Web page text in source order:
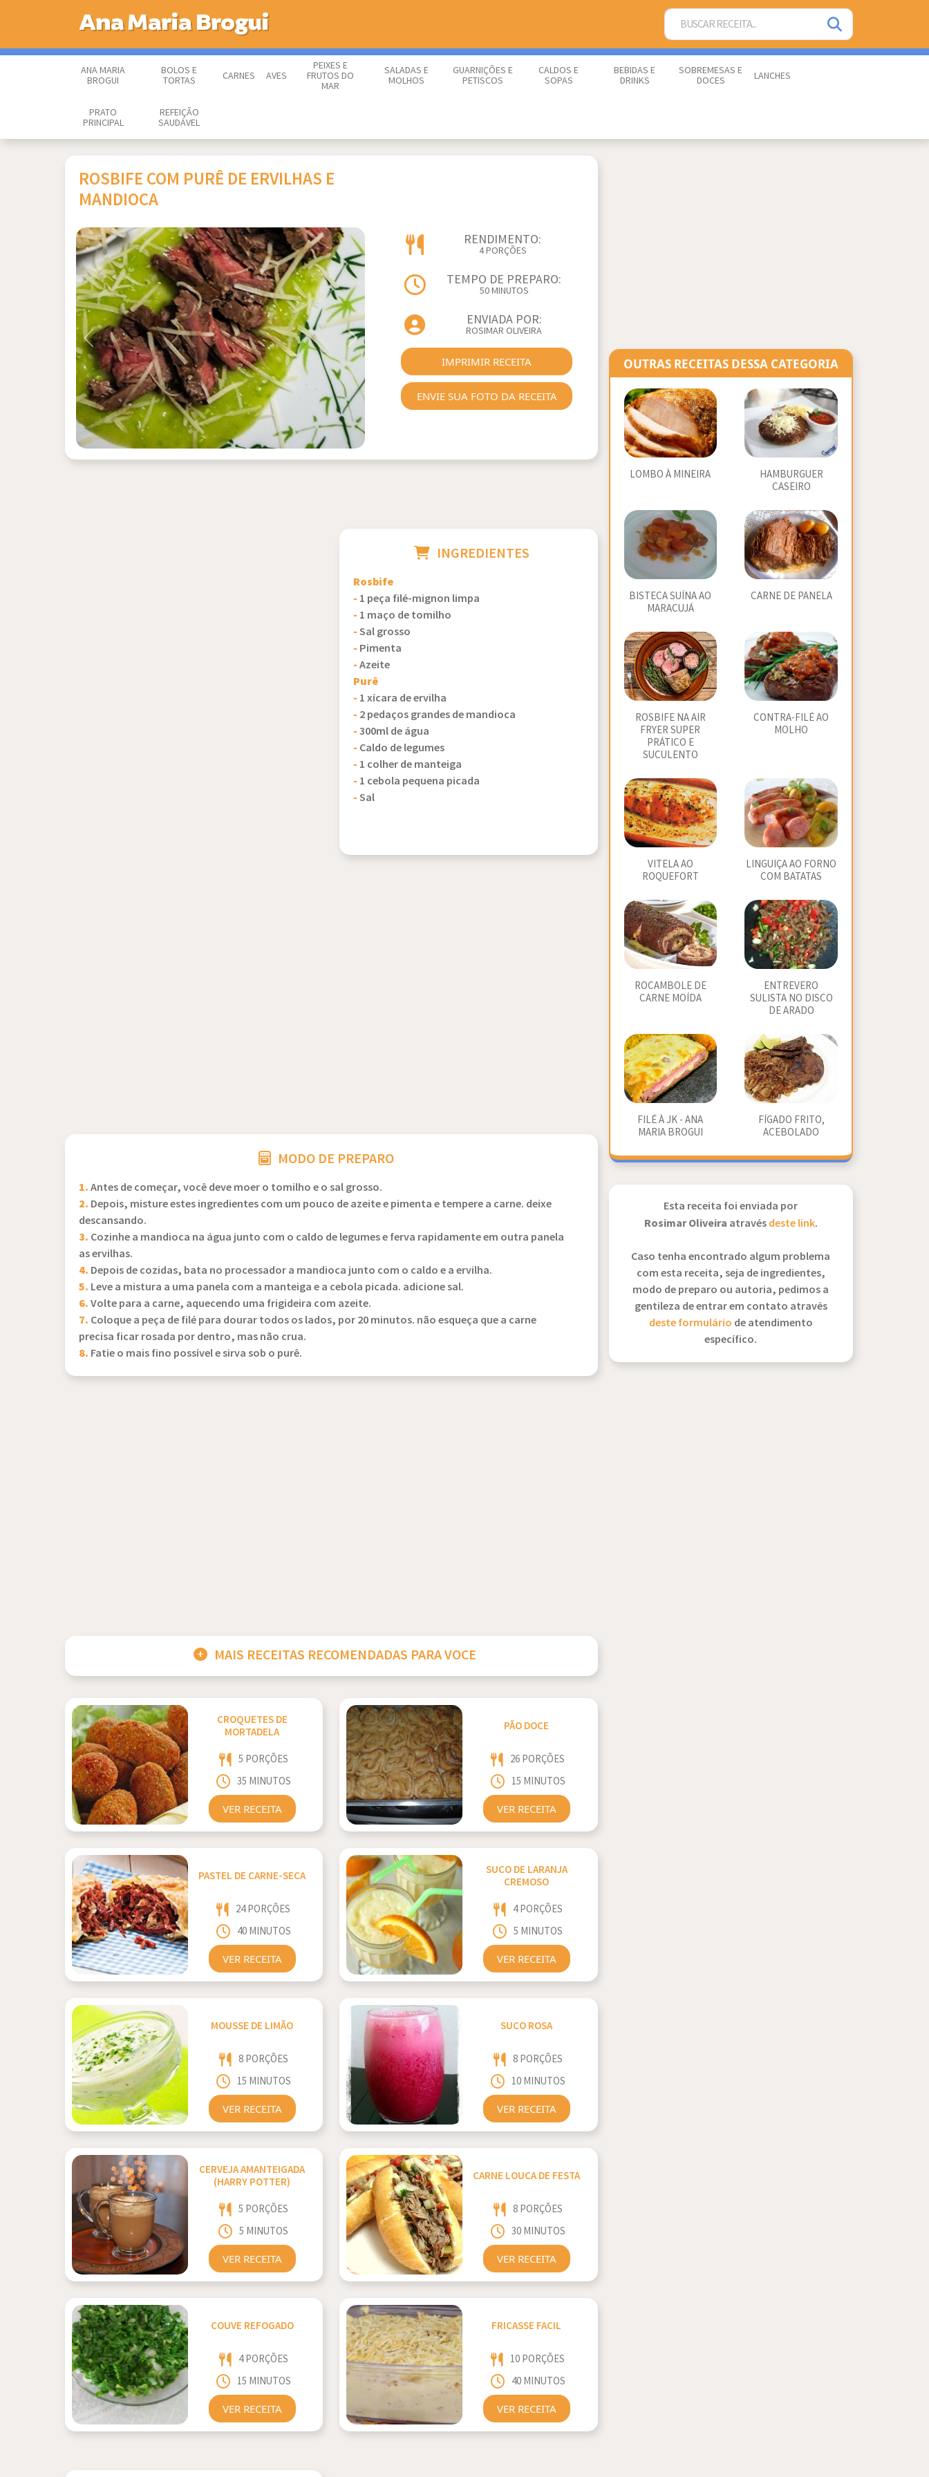
Ana Maria Brogui
ANA MARIA
BROGUI
BOLOS E
TORTAS
CARNES AVES
PEIXES E
FRUTOS DO
MAR
SALADAS E
MOLHOS
GUARNIÇÕES E
PETISCOS
CALDOS E
SOPAS
BEBIDAS E
DRINKS
SOBREMESAS E
DOCES
LANCHES
PRATO
PRINCIPAL
REFEIÇÃO
SAUDÁVEL
ROSBIFE COM PURÊ DE ERVILHAS E
MANDIOCA
Previous Next
RENDIMENTO:
4 PORÇÕES
TEMPO DE PREPARO:
50 MINUTOS
ENVIADA POR:
ROSIMAR OLIVEIRA
IMPRIMIR RECEITA
ENVIE SUA FOTO DA RECEITA
INGREDIENTES
Rosbife
- 1 peça filé-mignon limpa
- 1 maço de tomilho
-Sal grosso
- Pimenta
-Azeite
Purê
- 1 xícara de ervilha
- 2 pedaços grandes de mandioca
-300ml de água
- Caldo de legumes
- 1 colher de manteiga
- 1 cebola pequena picada
-Sal
MODO DE PREPARO
1.Antes de começar, você deve moer o tomilho e o sal grosso.
2. Depois, misture estes ingredientes com um pouco de azeite e pimenta e tempere a carne. deixe
descansando.
3. Cozinhe a mandioca na água junto com o caldo de legumes e ferva rapidamente em outra panela
as ervilhas.
4. Depois de cozidas, bata no processador a mandioca junto com o caldo e a ervilha.
5. Leve a mistura a uma panela com a manteiga e a cebola picada. adicione sal.
6.Volte para a carne, aquecendo uma frigideira com azeite.
7. Coloque a peça de filé para dourar todos os lados, por 20 minutos. não esqueça que a carne
precisa ficar rosada por dentro, mas não crua.
8. Fatie o mais fino possível e sirva sob o purê.
MAIS RECEITAS RECOMENDADAS PARA VOCE
CROQUETES DE
MORTADELA
5 PORÇÕES
35 MINUTOS
VER RECEITA
PÃO DOCE
26 PORÇÕES
15 MINUTOS
VER RECEITA
PASTEL DE CARNE-SECA
24 PORÇÕES
40 MINUTOS
VER RECEITA
SUCO DE LARANJA
CREMOSO
4 PORÇÕES
5 MINUTOS
VER RECEITA
MOUSSE DE LIMÃO
8 PORÇÕES
15 MINUTOS
VER RECEITA
SUCO ROSA
8 PORÇÕES
10 MINUTOS
VER RECEITA
CERVEJA AMANTEIGADA
(HARRY POTTER)
5 PORÇÕES
5 MINUTOS
VER RECEITA
CARNE LOUCA DE FESTA
8 PORÇÕES
30 MINUTOS
VER RECEITA
COUVE REFOGADO
4 PORÇÕES
15 MINUTOS
VER RECEITA
FRICASSE FACIL
10 PORÇÕES
40 MINUTOS
VER RECEITA
OUTRAS RECEITAS DESSA CATEGORIA
LOMBO À MINEIRA
HAMBURGUER
CASEIRO
BISTECA SUÍNA AO
MARACUJÁ
CARNE DE PANELA
ROSBIFE NA AIR
FRYER SUPER
PRÁTICO E
SUCULENTO
CONTRA-FILÉ AO
MOLHO
VITELA AO
ROQUEFORT
LINGUIÇA AO FORNO
COM BATATAS
ROCAMBOLE DE
CARNE MOÍDA
ENTREVERO
SULISTA NO DISCO
DE ARADO
FILÉ À JK - ANA
MARIA BROGUI
FÍGADO FRITO,
ACEBOLADO
Esta receita foi enviada por
Rosimar Oliveira atravésdeste link.
Caso tenha encontrado algum problema
com esta receita, seja de ingredientes,
modo de preparo ou autoria, pedimos a
gentileza de entrar em contato através
deste formulário de atendimento
específico.